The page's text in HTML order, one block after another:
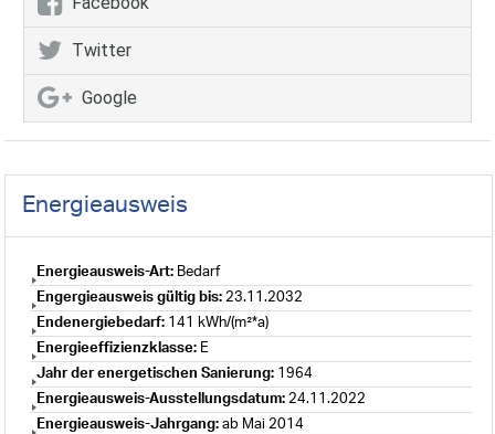
Twitter
Google
Energieausweis
Energieausweis-Art: Bedarf
Engergieausweis gültig bis: 23.11.2032
Endenergiebedarf: 141 kWh/(m²*a)
Energieeffizienzklasse: E
Jahr der energetischen Sanierung: 1964
Energieausweis-Ausstellungsdatum: 24.11.2022
Energieausweis-Jahrgang: ab Mai 2014